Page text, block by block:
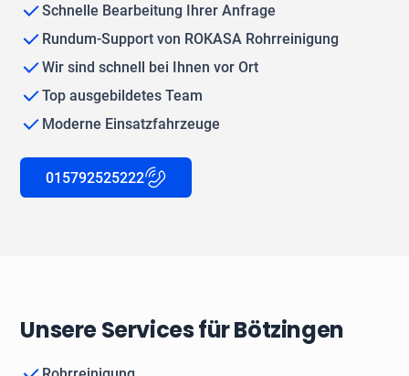
Schnelle Bearbeitung Ihrer Anfrage
Rundum-Support von ROKASA Rohrreinigung
Wir sind schnell bei Ihnen vor Ort
Top ausgebildetes Team
Moderne Einsatzfahrzeuge
015792525222
Unsere Services für Bötzingen